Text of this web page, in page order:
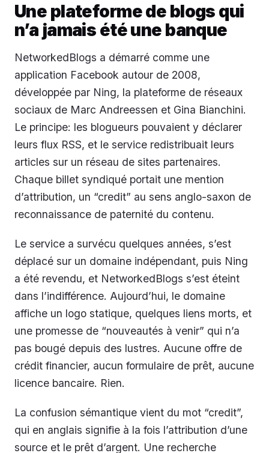
Une plateforme de blogs qui
n’a jamais été une banque
NetworkedBlogs a démarré comme une
application Facebook autour de 2008,
développée par Ning, la plateforme de réseaux
sociaux de Marc Andreessen et Gina Bianchini.
Le principe: les blogueurs pouvaient y déclarer
leurs flux RSS, et le service redistribuait leurs
articles sur un réseau de sites partenaires.
Chaque billet syndiqué portait une mention
d’attribution, un “credit” au sens anglo-saxon de
reconnaissance de paternité du contenu.
Le service a survécu quelques années, s’est
déplacé sur un domaine indépendant, puis Ning
a été revendu, et NetworkedBlogs s’est éteint
dans l’indifférence. Aujourd’hui, le domaine
affiche un logo statique, quelques liens morts, et
une promesse de “nouveautés à venir” qui n’a
pas bougé depuis des lustres. Aucune offre de
crédit financier, aucun formulaire de prêt, aucune
licence bancaire. Rien.
La confusion sémantique vient du mot “credit”,
qui en anglais signifie à la fois l’attribution d’une
source et le prêt d’argent. Une recherche